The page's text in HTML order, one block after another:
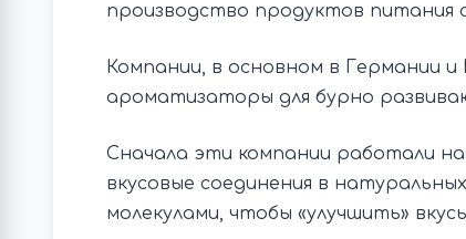
производство продуктов питания
Компании, в основном в Германии
ароматизаторы для бурно
Сначала эти компании работали
вкусовые соединения в
молекулами, чтобы «улучшить»